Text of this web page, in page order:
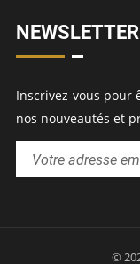
NEWSLETTER
Inscrivez-vous pour
nos nouveautés et
©